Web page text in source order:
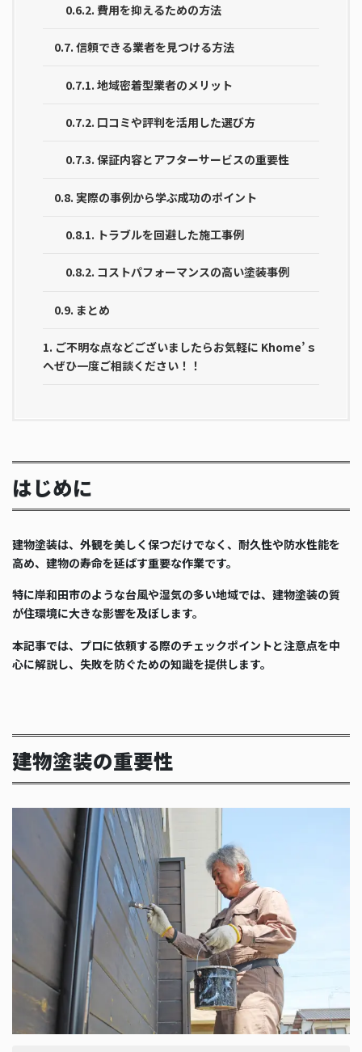
0.6.2. 費用を抑えるための方法
0.7. 信頼できる業者を見つける方法
0.7.1. 地域密着型業者のメリット
0.7.2. 口コミや評判を活用した選び方
0.7.3. 保証内容とアフターサービスの重要性
0.8. 実際の事例から学ぶ成功のポイント
0.8.1. トラブルを回避した施工事例
0.8.2. コストパフォーマンスの高い塗装事例
0.9. まとめ
1. ご不明な点などございましたらお気軽に Khome’ｓ
へぜひ一度ご相談ください！！
はじめに
建物塗装は、外観を美しく保つだけでなく、耐久性や防水性能を
高め、建物の寿命を延ばす重要な作業です。
特に岸和田市のような台風や湿気の多い地域では、建物塗装の質
が住環境に大きな影響を及ぼします。
本記事では、プロに依頼する際のチェックポイントと注意点を中
心に解説し、失敗を防ぐための知識を提供します。
建物塗装の重要性